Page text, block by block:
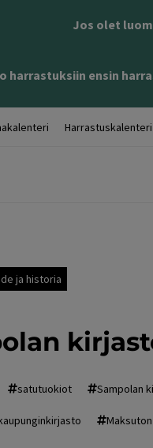
Jos olet
harrastuksiin ensin
Harrastuskalenteri
ja historia
satutuokiot Sampolan
Maksuton